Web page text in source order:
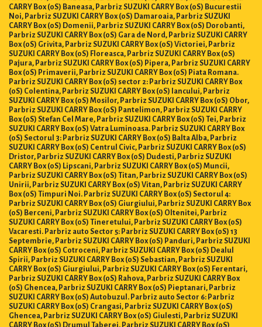
CARRY Box (0S) Baneasa, Parbriz SUZUKI CARRY Box (0S) Bucurestii
Noi, Parbriz SUZUKI CARRY Box (0S) Damaroaia, Parbriz SUZUKI
CARRY Box (0S) Domenii, Parbriz SUZUKI CARRY Box (0S) Dorobanti,
Parbriz SUZUKI CARRY Box (0S) Gara de Nord, Parbriz SUZUKI CARRY
Box (0S) Grivita, Parbriz SUZUKI CARRY Box (0S) Victoriei, Parbriz
SUZUKI CARRY Box (0S) Floreasca, Parbriz SUZUKI CARRY Box (0S)
Pajura, Parbriz SUZUKI CARRY Box (0S) Pipera, Parbriz SUZUKI CARRY
Box (0S) Primaverii, Parbriz SUZUKI CARRY Box (0S) Piata Romana.
Parbriz SUZUKI CARRY Box (0S) sector 2: Parbriz SUZUKI CARRY Box
(0S) Colentina, Parbriz SUZUKI CARRY Box (0S) Iancului, Parbriz
SUZUKI CARRY Box (0S) Mosilor, Parbriz SUZUKI CARRY Box (0S) Obor,
Parbriz SUZUKI CARRY Box (0S) Pantelimon, Parbriz SUZUKI CARRY
Box (0S) Stefan Cel Mare, Parbriz SUZUKI CARRY Box (0S) Tei, Parbriz
SUZUKI CARRY Box (0S) Vatra Luminoasa. Parbriz SUZUKI CARRY Box
(0S) Sectorul 3: Parbriz SUZUKI CARRY Box (0S) Balta Alba, Parbriz
SUZUKI CARRY Box (0S) Centrul Civic, Parbriz SUZUKI CARRY Box (0S)
Dristor, Parbriz SUZUKI CARRY Box (0S) Dudesti, Parbriz SUZUKI
CARRY Box (0S) Lipscani, Parbriz SUZUKI CARRY Box (0S) Muncii,
Parbriz SUZUKI CARRY Box (0S) Titan, Parbriz SUZUKI CARRY Box (0S)
Unirii, Parbriz SUZUKI CARRY Box (0S) Vitan, Parbriz SUZUKI CARRY
Box (0S) Timpuri Noi. Parbriz SUZUKI CARRY Box (0S) Sectorul 4:
Parbriz SUZUKI CARRY Box (0S) Giurgiului, Parbriz SUZUKI CARRY Box
(0S) Berceni, Parbriz SUZUKI CARRY Box (0S) Oltenitei, Parbriz
SUZUKI CARRY Box (0S) Tineretului, Parbriz SUZUKI CARRY Box (0S)
Vacaresti. Parbriz auto Sector 5: Parbriz SUZUKI CARRY Box (0S) 13
Septembrie, Parbriz SUZUKI CARRY Box (0S) Panduri, Parbriz SUZUKI
CARRY Box (0S) Cotroceni, Parbriz SUZUKI CARRY Box (0S) Dealul
Spirii, Parbriz SUZUKI CARRY Box (0S) Sebastian, Parbriz SUZUKI
CARRY Box (0S) Giurgiului, Parbriz SUZUKI CARRY Box (0S) Ferentari,
Parbriz SUZUKI CARRY Box (0S) Rahova, Parbriz SUZUKI CARRY Box
(0S) Ghencea, Parbriz SUZUKI CARRY Box (0S) Pieptanari, Parbriz
SUZUKI CARRY Box (0S) Autobuzul. Parbriz auto Sector 6: Parbriz
SUZUKI CARRY Box (0S) Crangasi, Parbriz SUZUKI CARRY Box (0S)
Ghencea, Parbriz SUZUKI CARRY Box (0S) Giulesti, Parbriz SUZUKI